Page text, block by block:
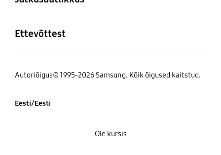
Ettevõttest
Autoriõigus© 1995-2026 Samsung. Kõik õigused kaitstud.
Eesti/Eesti
Ole kursis